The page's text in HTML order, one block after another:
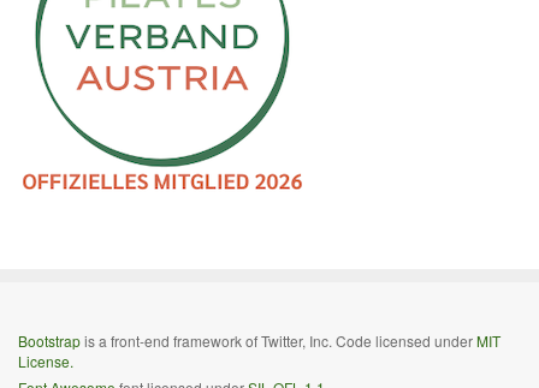
Bootstrapis a front-end framework of Twitter, Inc. Code licensed underMIT
License.